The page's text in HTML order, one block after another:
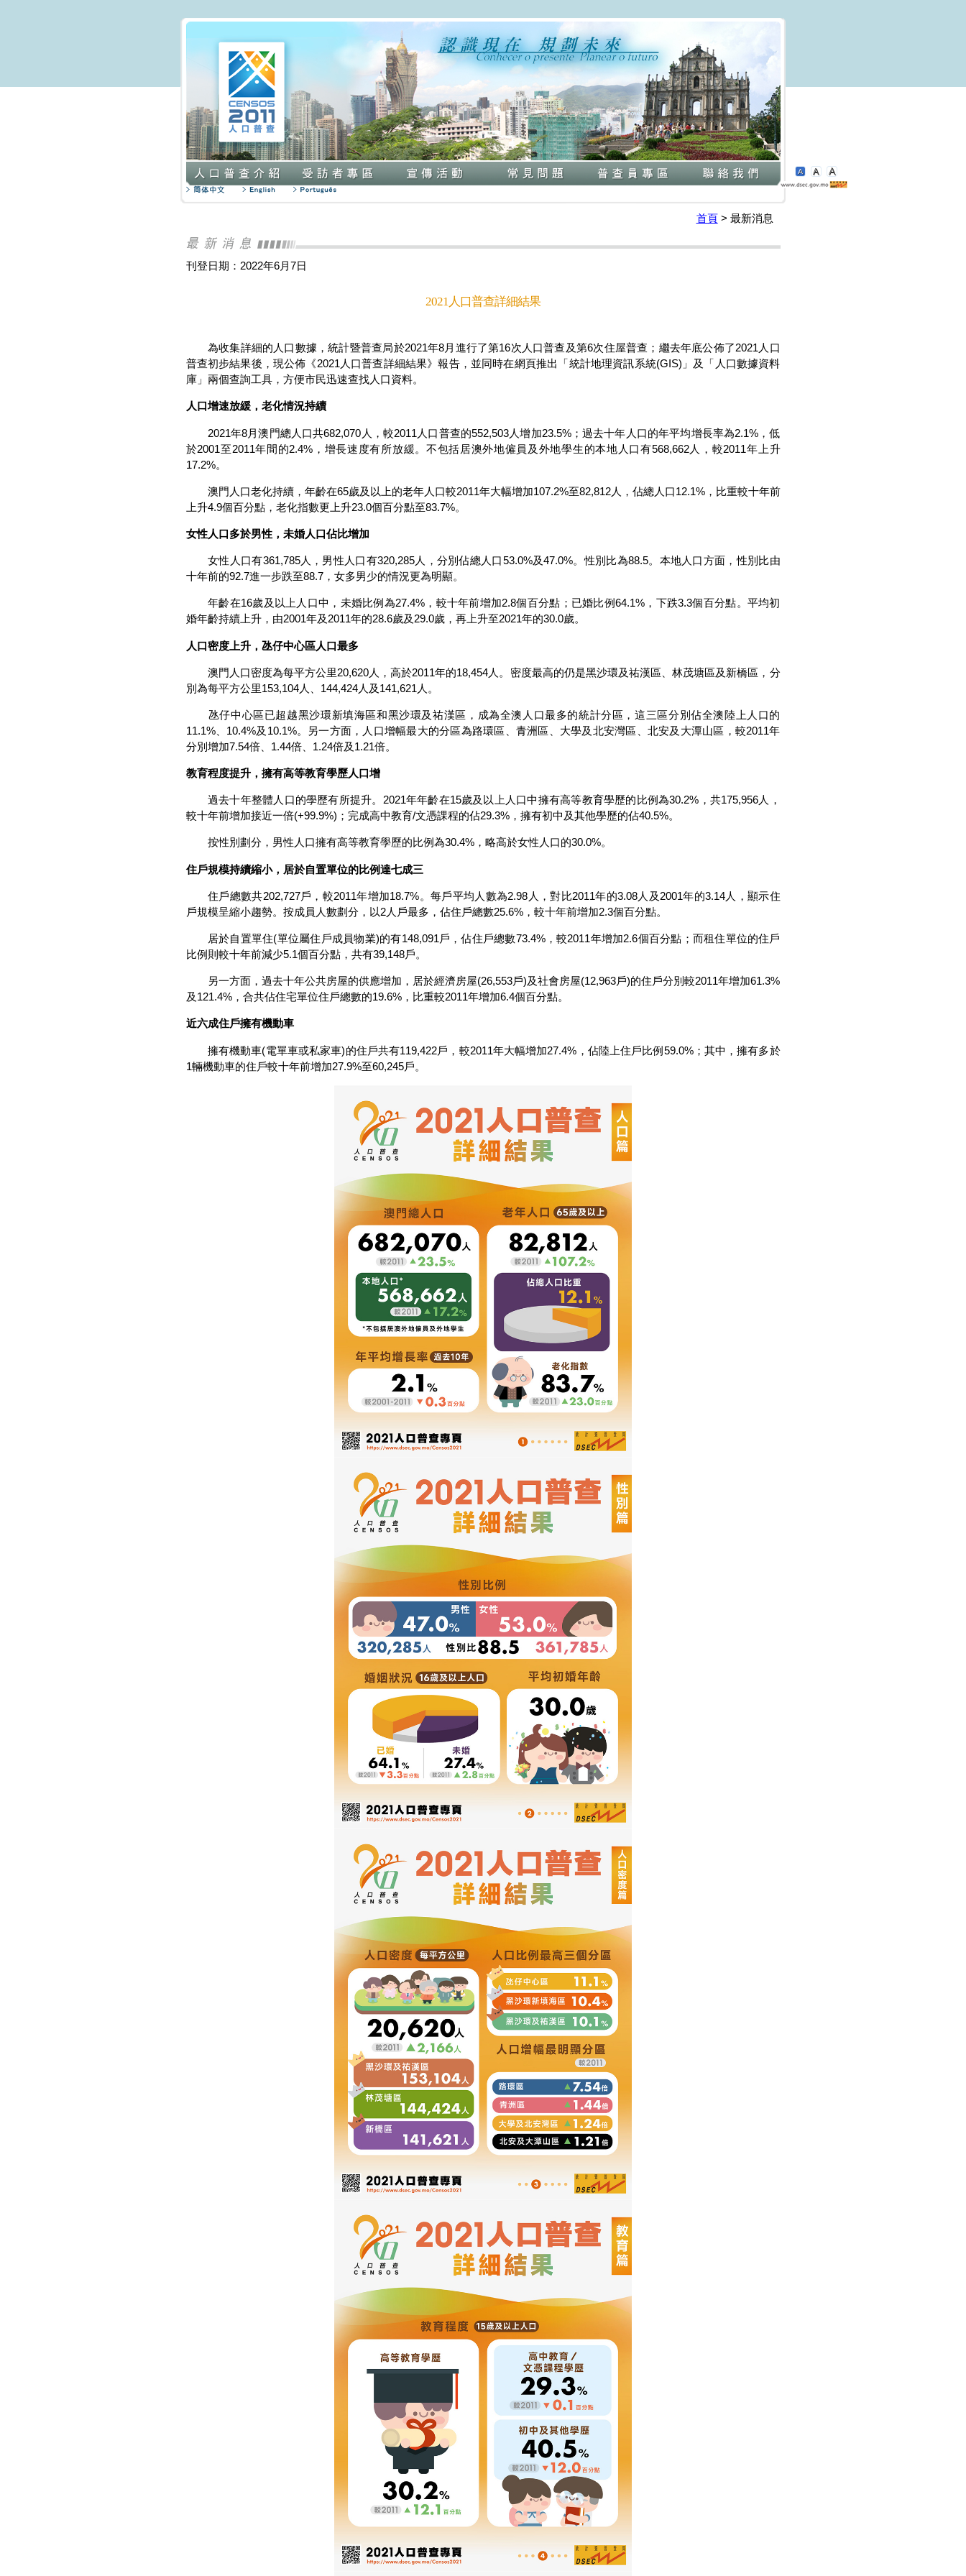
首頁> 最新消息
刊登日期：2022年6月7日
2021人口普查詳細結果
為收集詳細的人口數據，統計暨普查局於2021年8月進行了第16次人口普查及第6次住屋普查；繼去年底公佈了2021人口
普查初步結果後，現公佈《2021人口普查詳細結果》報告，並同時在網頁推出「統計地理資訊系統(GIS)」及「人口數據資料
庫」兩個查詢工具，方便市民迅速查找人口資料。
人口增速放緩，老化情況持續
2021年8月澳門總人口共682,070人，較2011人口普查的552,503人增加23.5%；過去十年人口的年平均增長率為2.1%，低
於2001至2011年間的2.4%，增長速度有所放緩。不包括居澳外地僱員及外地學生的本地人口有568,662人，較2011年上升
17.2%。
澳門人口老化持續，年齡在65歲及以上的老年人口較2011年大幅增加107.2%至82,812人，佔總人口12.1%，比重較十年前
上升4.9個百分點，老化指數更上升23.0個百分點至83.7%。
女性人口多於男性，未婚人口佔比增加
女性人口有361,785人，男性人口有320,285人，分別佔總人口53.0%及47.0%。性別比為88.5。本地人口方面，性別比由
十年前的92.7進一步跌至88.7，女多男少的情況更為明顯。
年齡在16歲及以上人口中，未婚比例為27.4%，較十年前增加2.8個百分點；已婚比例64.1%，下跌3.3個百分點。平均初
婚年齡持續上升，由2001年及2011年的28.6歲及29.0歲，再上升至2021年的30.0歲。
人口密度上升，氹仔中心區人口最多
澳門人口密度為每平方公里20,620人，高於2011年的18,454人。密度最高的仍是黑沙環及祐漢區、林茂塘區及新橋區，分
別為每平方公里153,104人、144,424人及141,621人。
氹仔中心區已超越黑沙環新填海區和黑沙環及祐漢區，成為全澳人口最多的統計分區，這三區分別佔全澳陸上人口的
11.1%、10.4%及10.1%。另一方面，人口增幅最大的分區為路環區、青洲區、大學及北安灣區、北安及大潭山區，較2011年
分別增加7.54倍、1.44倍、1.24倍及1.21倍。
教育程度提升，擁有高等教育學歷人口增
過去十年整體人口的學歷有所提升。2021年年齡在15歲及以上人口中擁有高等教育學歷的比例為30.2%，共175,956人，
較十年前增加接近一倍(+99.9%)；完成高中教育/文憑課程的佔29.3%，擁有初中及其他學歷的佔40.5%。
按性別劃分，男性人口擁有高等教育學歷的比例為30.4%，略高於女性人口的30.0%。
住戶規模持續縮小，居於自置單位的比例達七成三
住戶總數共202,727戶，較2011年增加18.7%。每戶平均人數為2.98人，對比2011年的3.08人及2001年的3.14人，顯示住
戶規模呈縮小趨勢。按成員人數劃分，以2人戶最多，佔住戶總數25.6%，較十年前增加2.3個百分點。
居於自置單住(單位屬住戶成員物業)的有148,091戶，佔住戶總數73.4%，較2011年增加2.6個百分點；而租住單位的住戶
比例則較十年前減少5.1個百分點，共有39,148戶。
另一方面，過去十年公共房屋的供應增加，居於經濟房屋(26,553戶)及社會房屋(12,963戶)的住戶分別較2011年增加61.3%
及121.4%，合共佔住宅單位住戶總數的19.6%，比重較2011年增加6.4個百分點。
近六成住戶擁有機動車
擁有機動車(電單車或私家車)的住戶共有119,422戶，較2011年大幅增加27.4%，佔陸上住戶比例59.0%；其中，擁有多於
1輛機動車的住戶較十年前增加27.9%至60,245戶。